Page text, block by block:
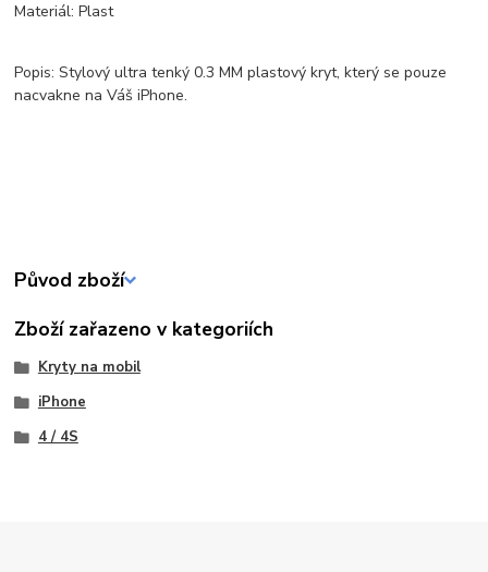
Materiál: Plast
Popis: Stylový ultra tenký 0.3 MM plastový kryt, který se pouze
nacvakne na Váš iPhone.
Původ zboží
Zboží zařazeno v kategoriích
Kryty na mobil
iPhone
4 / 4S